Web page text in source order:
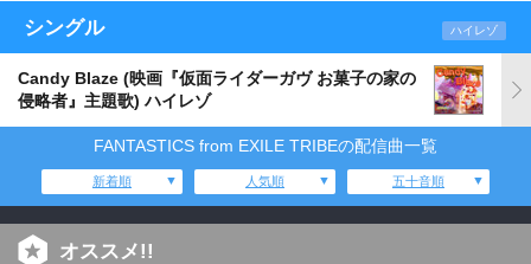
シングル ハイレゾ
Candy Blaze (映画『仮面ライダーガヴ お菓子の家の
侵略者』主題歌) ハイレゾ
FANTASTICS from EXILE TRIBEの配信曲一覧
新着順 人気順 五十音順
オススメ!!